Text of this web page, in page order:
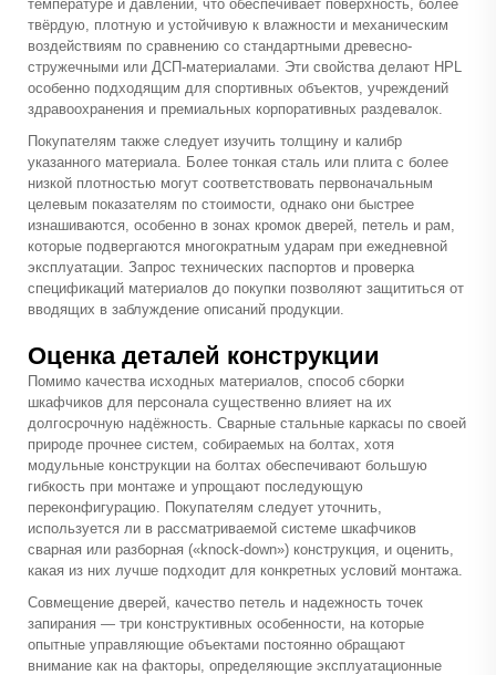
температуре и давлении, что обеспечивает поверхность, более
твёрдую, плотную и устойчивую к влажности и механическим
воздействиям по сравнению со стандартными древесно-
стружечными или ДСП-материалами. Эти свойства делают HPL
особенно подходящим для спортивных объектов, учреждений
здравоохранения и премиальных корпоративных раздевалок.
Покупателям также следует изучить толщину и калибр
указанного материала. Более тонкая сталь или плита с более
низкой плотностью могут соответствовать первоначальным
целевым показателям по стоимости, однако они быстрее
изнашиваются, особенно в зонах кромок дверей, петель и рам,
которые подвергаются многократным ударам при ежедневной
эксплуатации. Запрос технических паспортов и проверка
спецификаций материалов до покупки позволяют защититься от
вводящих в заблуждение описаний продукции.
Оценка деталей конструкции
Помимо качества исходных материалов, способ сборки
шкафчиков для персонала существенно влияет на их
долгосрочную надёжность. Сварные стальные каркасы по своей
природе прочнее систем, собираемых на болтах, хотя
модульные конструкции на болтах обеспечивают большую
гибкость при монтаже и упрощают последующую
переконфигурацию. Покупателям следует уточнить,
используется ли в рассматриваемой системе шкафчиков
сварная или разборная («knock-down») конструкция, и оценить,
какая из них лучше подходит для конкретных условий монтажа.
Совмещение дверей, качество петель и надежность точек
запирания — три конструктивных особенности, на которые
опытные управляющие объектами постоянно обращают
внимание как на факторы, определяющие эксплуатационные